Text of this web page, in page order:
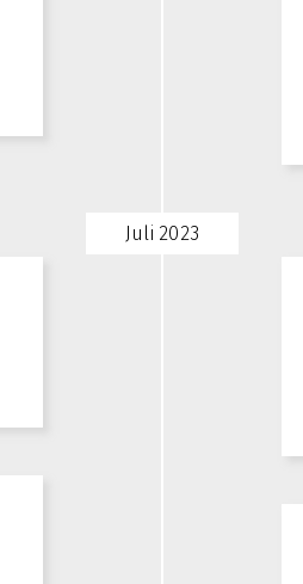
Juli 2023